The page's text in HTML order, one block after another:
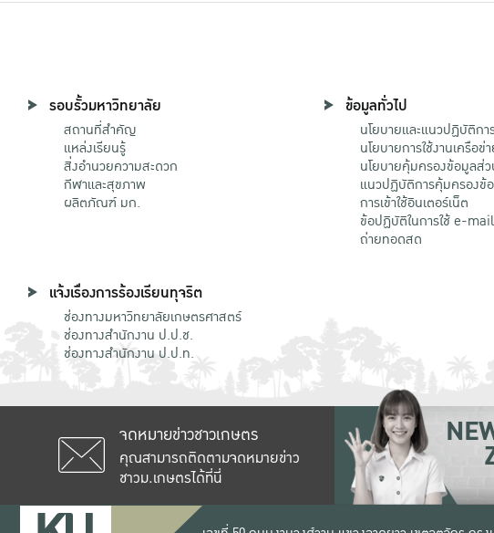
รอบรั้วมหาวิทยาลัย
สถานที่สำคัญ
แหล่งเรียนรู้
สิ่งอำนวยความสะดวก
กีฬาและสุขภาพ
ผลิตภัณฑ์ มก.
ข้อมูลทั่วไป
นโยบายและแนวปฏิบัติก
นโยบายการใช้งานเครือข่
นโยบายคุ้มครองข้อมูลส่
แนวปฏิบัติการคุ้มครองข้
การเข้าใช้อินเตอร์เน็ต
ข้อปฏิบัติในการใช้ e-
ถ่ายทอดสด
แจ้งเรื่องการร้องเรียนทุจริต
ช่องทางมหาวิทยาลัยเกษตรศาสตร์
ช่องทางสำนักงาน ป.ป.ช.
ช่องทางสำนักงาน ป.ป.ท.
จดหมายข่าวชาวเกษตร
คุณสามารถติดตามจดหมายข่าว
ชาวม.เกษตรได้ที่นี่